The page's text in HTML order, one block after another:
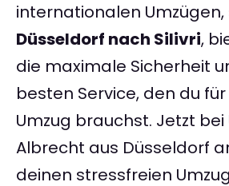
internationalen Umzügen,
Düsseldorf nach Silivri,
die maximale Sicherheit
besten Service, den du
Umzug brauchst. Jetzt
Albrecht aus Düsseldorf
deinen stressfreien